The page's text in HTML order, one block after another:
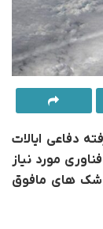
دفاعی ایالات
مورد نیاز
های مافوق